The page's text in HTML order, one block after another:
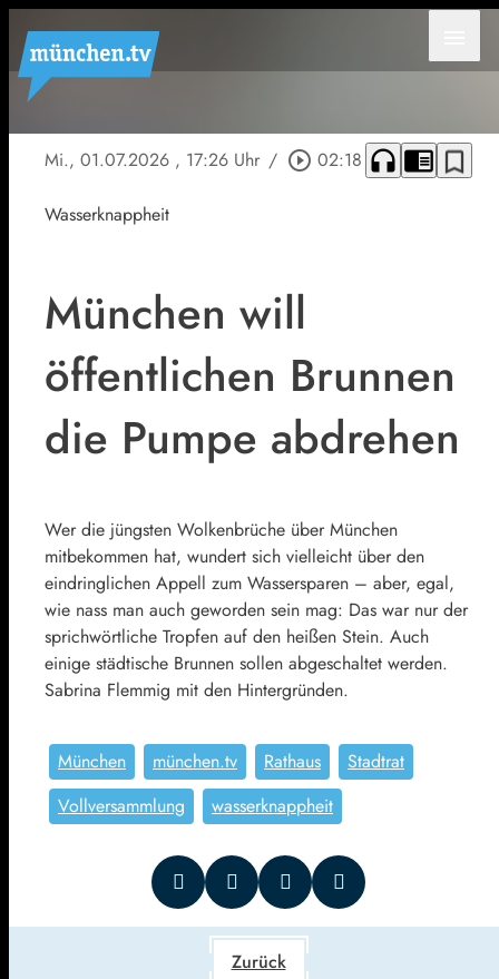
Mi., 01.07.2026 , 17:26 Uhr / play_circle_outline 02:18 headphones chrome_reader_mode bookmark_border
Wasserknappheit
München will
öffentlichen Brunnen
die Pumpe abdrehen
Wer die jüngsten Wolkenbrüche über München
mitbekommen hat, wundert sich vielleicht über den
eindringlichen Appell zum Wassersparen – aber, egal,
wie nass man auch geworden sein mag: Das war nur der
sprichwörtliche Tropfen auf den heißen Stein. Auch
einige städtische Brunnen sollen abgeschaltet werden.
Sabrina Flemmig mit den Hintergründen.
München münchen.tv Rathaus
Stadtrat
Vollversammlung
wasserknappheit
Zurück